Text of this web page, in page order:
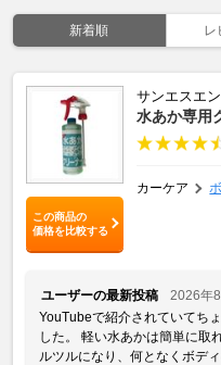
新着順 レ
この商品の
価格を比較する
サンエスエ
水あか専用
カーケア
ユーザーの最新投稿
2026年
YouTubeで紹介されていてち
した。 軽い水あかは簡単に取
ルツルになり、何となくボデ